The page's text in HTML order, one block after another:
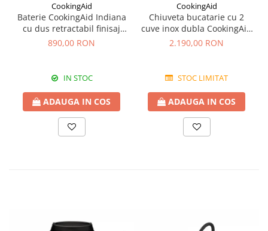
CookingAid
Baterie CookingAid Indiana
cu dus retractabil finisaj
granit Bej Pigmentat /
890,00 RON
IN STOC
ADAUGA IN COS
CookingAid
Chiuveta bucatarie cu 2
cuve inox dubla CookingAid
FUSION 86BB
2.190,00 RON
STOC LIMITAT
ADAUGA IN COS